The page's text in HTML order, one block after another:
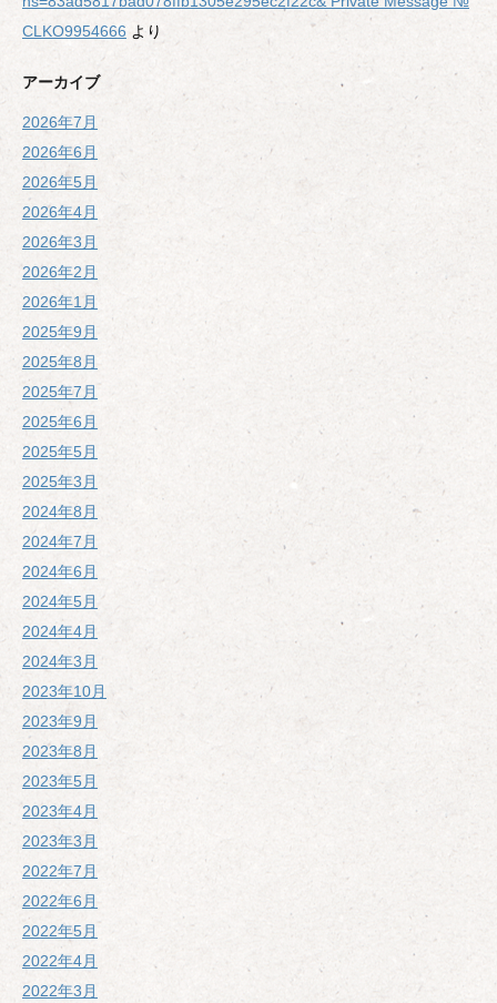
CLKO9954666 より
アーカイブ
2026年7月
2026年6月
2026年5月
2026年4月
2026年3月
2026年2月
2026年1月
2025年9月
2025年8月
2025年7月
2025年6月
2025年5月
2025年3月
2024年8月
2024年7月
2024年6月
2024年5月
2024年4月
2024年3月
2023年10月
2023年9月
2023年8月
2023年5月
2023年4月
2023年3月
2022年7月
2022年6月
2022年5月
2022年4月
2022年3月